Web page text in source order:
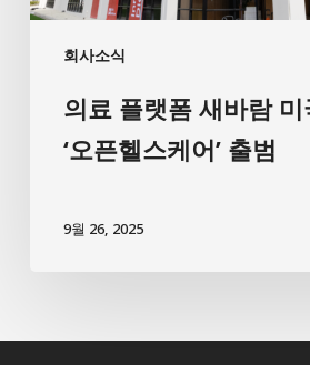
회사소식
의료 플랫폼 새바람 미
‘오픈헬스케어’ 출범
9월 26, 2025